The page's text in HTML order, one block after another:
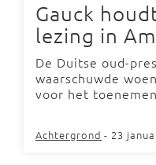
Gauck
lezing in
De Duitse oud-
waarschuwde
voor het
Achtergrond - 23